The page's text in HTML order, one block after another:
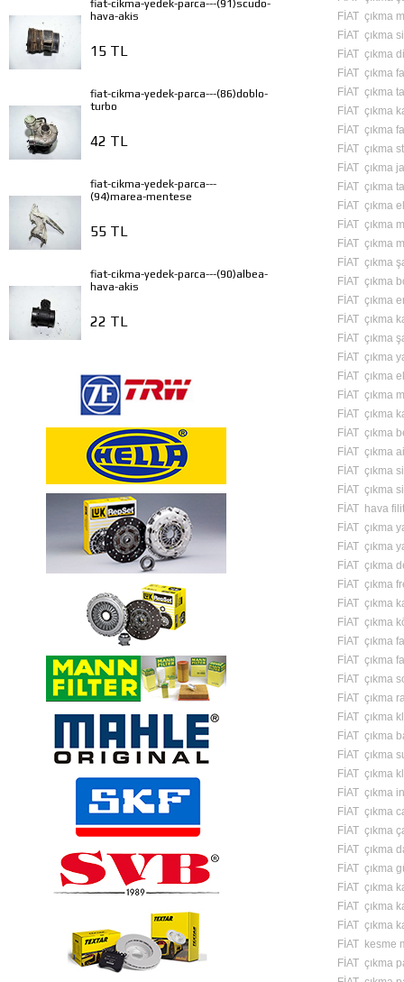
fiat-cikma-yedek-parca---(91)scudo-
hava-akis
15 TL
fiat-cikma-yedek-parca---(86)doblo-
turbo
42 TL
fiat-cikma-yedek-parca---
(94)marea-mentese
55 TL
fiat-cikma-yedek-parca---(90)albea-
hava-akis
22 TL
FİAT çıkma
FİAT çıkma
FİAT çıkma
FİAT çıkma
FİAT çıkma
FİAT çıkma
FİAT çıkma
FİAT çıkma
FİAT çıkma
FİAT çıkma
FİAT çıkma
FİAT çıkma
FİAT çıkma
FİAT çıkma
FİAT çıkma
FİAT çıkma
FİAT çıkma
FİAT çıkma
FİAT çıkma
FİAT çıkma
FİAT çıkma
FİAT çıkma
FİAT çıkma
FİAT çıkma
FİAT çıkma
FİAT çıkma
FİAT hava
FİAT çıkma
FİAT çıkma
FİAT çıkma
FİAT çıkma
FİAT çıkma
FİAT çıkma
FİAT çıkma
FİAT çıkma
FİAT çıkma
FİAT çıkma
FİAT çıkma
FİAT çıkma
FİAT çıkma
FİAT çıkma
FİAT çıkma
FİAT çıkma
FİAT çıkma
FİAT çıkma
FİAT çıkma
FİAT çıkma
FİAT çıkma
FİAT çıkma
FİAT kesme
FİAT çıkma